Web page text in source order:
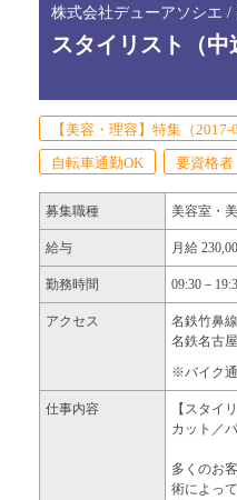
株式会社デューアソシエ /
スタイリスト（
【美容・理容】特集（2017-
自転車通勤OK
要資格者
募集職種 美容室・
給与 月給
勤務時間 09:30－
アクセス
名鉄竹鼻
名鉄名古
※バイク
仕事内容
【スタイ
カット／
多くのお
術によっ